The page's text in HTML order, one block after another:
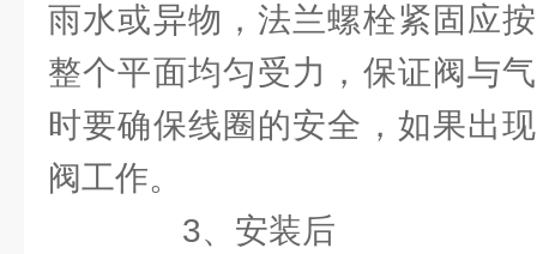
雨水或异物，法兰螺栓紧固应
整个平面均匀受力，保证阀与
时要确保线圈的安全，如果出
阀工作。
3、安装后